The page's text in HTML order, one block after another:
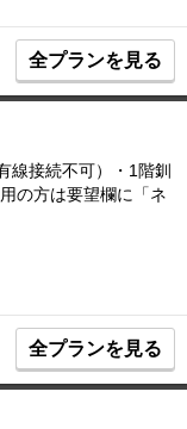
全プランを見る
線接続不可）・1階釧
の方は要望欄に「ネ
全プランを見る